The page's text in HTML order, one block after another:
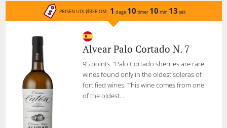
PRISEN UDLØBER OM: 1 dage 10 timer 10 min 13 sek
Alvear Palo Cortado N. 7
95 points. “Palo Cortado sherries are rare
wines found only in the oldest soleras of
fortified wines. This wine comes from one
of the oldest...